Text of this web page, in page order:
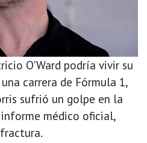
O'Ward podría vivir su
carrera de Fórmula 1,
sufrió un golpe en la
médico oficial,